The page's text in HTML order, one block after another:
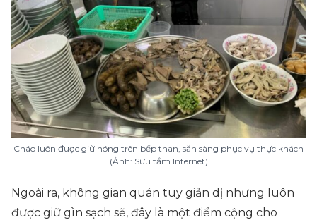
Cháo luôn được giữ nóng trên bếp than, sẵn sàng phục vụ thực khách
(Ảnh: Sưu tầm Internet)
Ngoài ra, không gian quán tuy giản dị nhưng luôn
được giữ gìn sạch sẽ, đây là một điểm cộng cho